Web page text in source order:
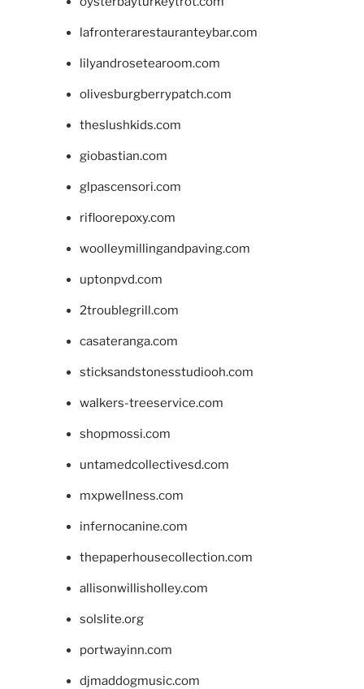
lafronterarestauranteybar.com
lilyandrosetearoom.com
olivesburgberrypatch.com
theslushkids.com
giobastian.com
glpascensori.com
rifloorepoxy.com
woolleymillingandpaving.com
uptonpvd.com
2troublegrill.com
casateranga.com
sticksandstonesstudiooh.com
walkers-treeservice.com
shopmossi.com
untamedcollectivesd.com
mxpwellness.com
infernocanine.com
thepaperhousecollection.com
allisonwillisholley.com
solslite.org
portwayinn.com
djmaddogmusic.com